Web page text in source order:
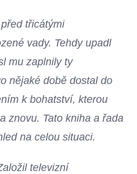
třicátými
vady. Tehdy upadl
mu zaplnily ty
nějaké době dostal do
k bohatství, kterou
znovu. Tato kniha a řada
na celou situaci.
televizní